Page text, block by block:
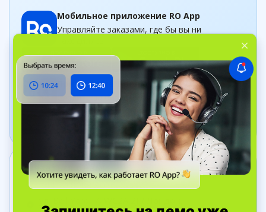
Мобильное приложение RO App
Управляйте заказами, где бы вы ни
Приложение Дашборд
Следите за бизнесом в рельном времени
Связаться с нами